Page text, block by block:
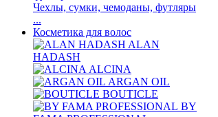
Чехлы, сумки, чемоданы, футляры
...
Косметика для волос
ALAN
HADASH
ALCINA
ARGAN OIL
BOUTICLE
BY